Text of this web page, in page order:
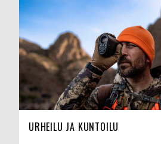
URHEILU JA KUNTOILU